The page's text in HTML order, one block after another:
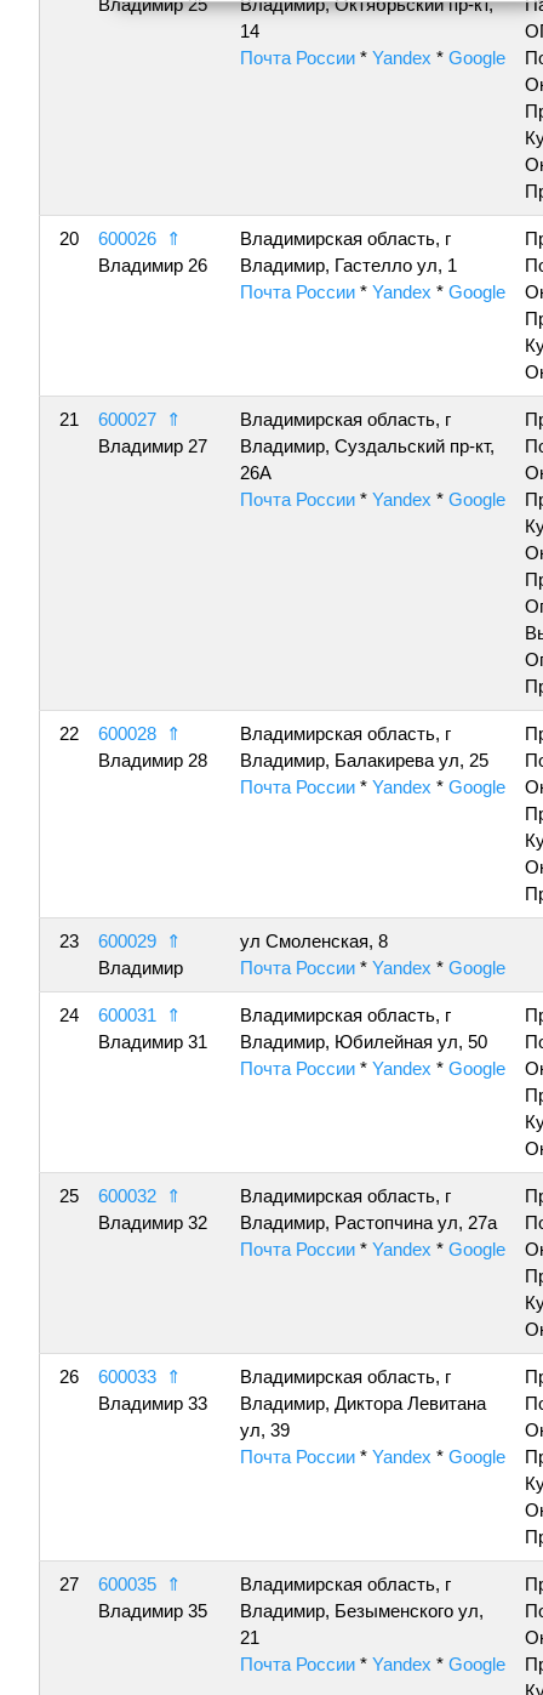
Владимир 25
Владимир, Октябрьский пр-кт,
14
Почта России * Yandex * Google
20 600026
⇑
Владимир 26
Владимирская область, г
Владимир, Гастелло ул, 1
Почта России * Yandex * Google
21 600027
⇑
Владимир 27
Владимирская область, г
Владимир, Суздальский пр-кт,
26А
Почта России * Yandex * Google
22 600028
⇑
Владимир 28
Владимирская область, г
Владимир, Балакирева ул, 25
Почта России * Yandex * Google
23 600029
⇑
Владимир
ул Смоленская, 8
Почта России * Yandex * Google
24 600031
⇑
Владимир 31
Владимирская область, г
Владимир, Юбилейная ул, 50
Почта России * Yandex * Google
25 600032
⇑
Владимир 32
Владимирская область, г
Владимир, Растопчина ул, 27а
Почта России * Yandex * Google
26 600033
⇑
Владимир 33
Владимирская область, г
Владимир, Диктора Левитана
ул, 39
Почта России * Yandex * Google
27 600035
⇑
Владимир 35
Владимирская область, г
Владимир, Безыменского ул,
21
Почта России * Yandex * Google